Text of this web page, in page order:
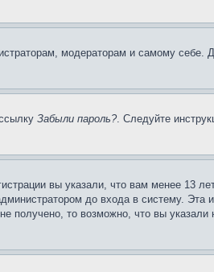
модераторам и самому себе.
Забыли пароль?. Следуйте
вы указали, что вам менее 13
до входа в систему. Эта
получено, то возможно, что вы указали